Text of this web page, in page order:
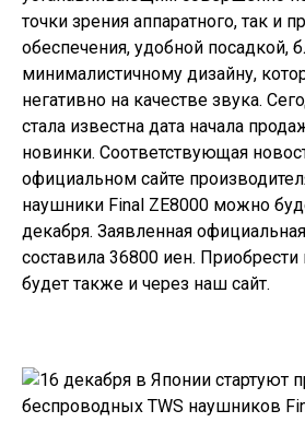
точки зрения аппаратного, так и
обеспечения, удобной посадкой,
минималистичному дизайну,
негативно на качестве звука.
стала известна дата начала
новинки. Соответствующая
официальном сайте
наушники Final ZE8000 можно
декабря. Заявленная
составила 36800 иен.
будет также и через наш сайт.